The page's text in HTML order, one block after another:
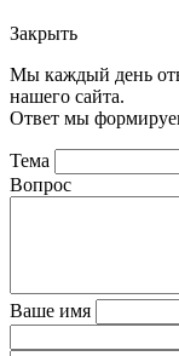
Закрыть
Мы каждый день
нашего сайта.
Ответ мы
Тема
Вопрос
Ваше имя